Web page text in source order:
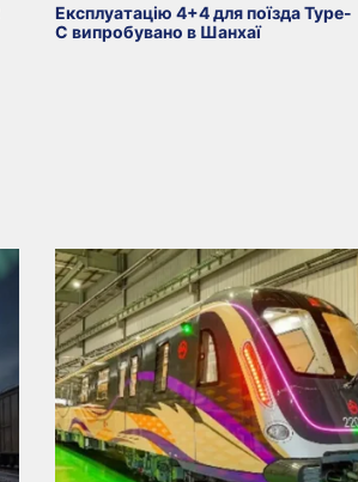
Експлуатацію 4+4 для поїзда Type-
C випробувано в Шанхаї